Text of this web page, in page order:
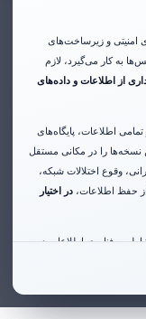
امنیتی و زیرساخت‌های
به کار می‌گیرد، لازم
از اطلاعات و داده‌های
اطلاعات، پایگاه‌های
نسخه‌ها را در مکانی مستقل
وقوع اختلالات شبکه،
از حفظ اطلاعات،در اختیار
و فناوری اطلاعات در
آنلاین ضروری
آوا